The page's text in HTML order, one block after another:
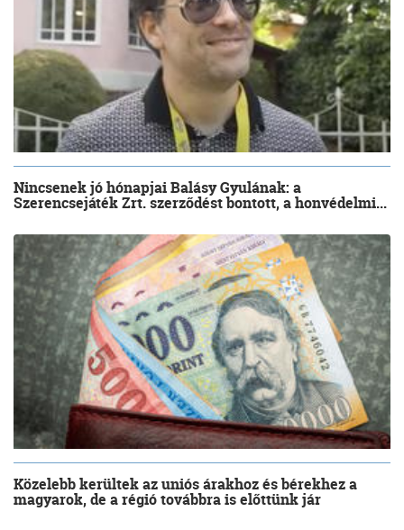
Nincsenek jó hónapjai Balásy Gyulának: a
Szerencsejáték Zrt. szerződést bontott, a honvédelmi...
Közelebb kerültek az uniós árakhoz és bérekhez a
magyarok, de a régió továbbra is előttünk jár